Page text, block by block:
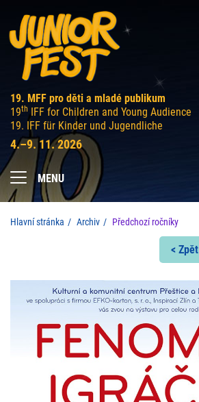
19. MFF pro děti a mladé publikum
19th IFF for Children and Young Audience
19. IFF für Kinder und Jugendliche
4.–9. 11. 2026
MENU
Hlavní stránka Archiv Předchozí ročníky
< Zpět